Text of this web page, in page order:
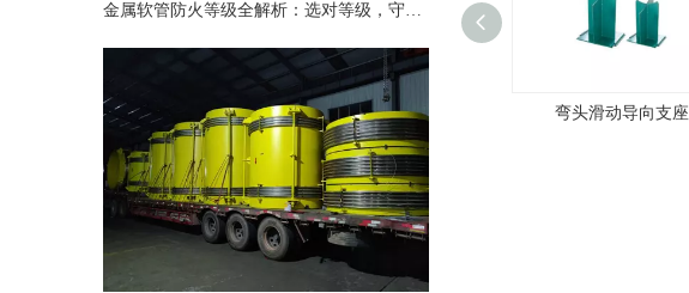
金属软管防火等级全解析：选对等级，守护安全
闸板阀 弯头滑动导向支座